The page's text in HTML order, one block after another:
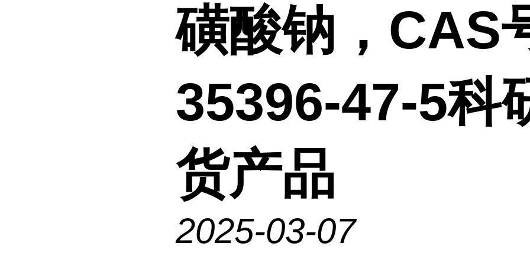
磺酸钠，CAS
35396-47-5科
货产品
2025-03-07